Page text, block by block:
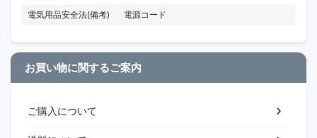
電気用品安全法(備考) 電源コード
お買い物に関するご案内
ご購入について